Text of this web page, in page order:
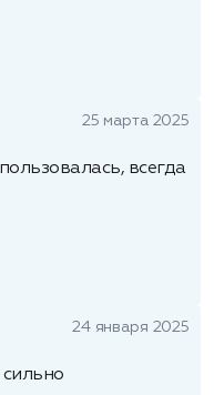
25 марта 2025
всегда
24 января 2025